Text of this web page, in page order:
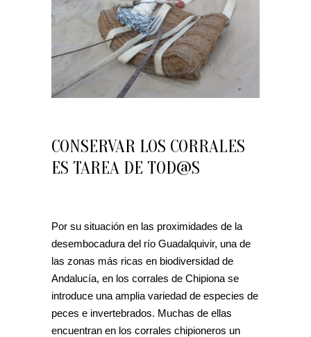
CONSERVAR LOS CORRALES
ES TAREA DE TOD@S
Por su situación en las proximidades de la
desembocadura del río Guadalquivir, una de
las zonas más ricas en biodiversidad de
Andalucía, en los corrales de Chipiona se
introduce una amplia variedad de especies de
peces e invertebrados. Muchas de ellas
encuentran en los corrales chipioneros un